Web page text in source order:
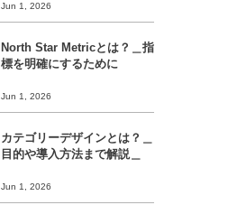
Jun 1, 2026
North Star Metricとは？＿指
標を明確にするために
Jun 1, 2026
カテゴリーデザインとは？＿
目的や導入方法まで解説＿
Jun 1, 2026